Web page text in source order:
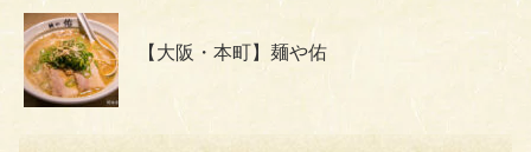
【大阪・本町】麺や佑